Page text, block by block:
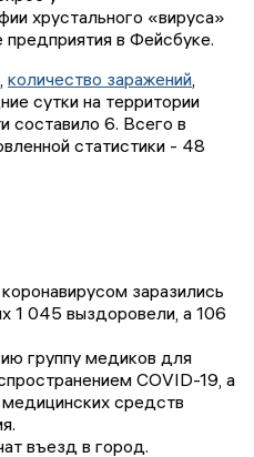
хрустального «вируса»
предприятия в Фейсбуке.
количество заражений
сутки на территории
составило 6. Всего в
статистики - 48
заразились
1 045 выздоровели, а 106
группу медиков для
COVID-19, а
средств
въезд в город.